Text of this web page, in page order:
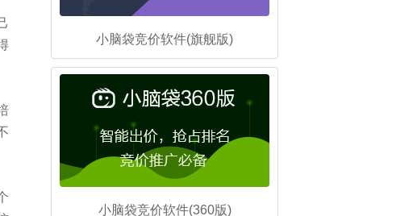
小脑袋竞价软件(旗舰版)
小脑袋竞价软件(360版)